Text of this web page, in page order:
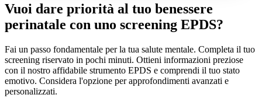
Vuoi dare priorità al tuo benessere
perinatale con uno screening EPDS?
Fai un passo fondamentale per la tua salute mentale. Completa il tuo
screening riservato in pochi minuti. Ottieni informazioni preziose
con il nostro affidabile strumento EPDS e comprendi il tuo stato
emotivo. Considera l'opzione per approfondimenti avanzati e
personalizzati.